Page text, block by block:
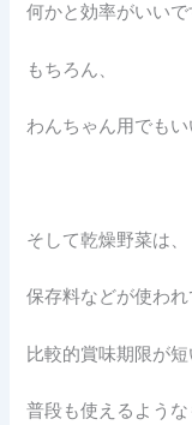
何かと効率がいいで
もちろん、
わんちゃん用でもい
そして乾燥野菜は、
保存料などが使わ
比較的賞味期限が短
普段も使えるような